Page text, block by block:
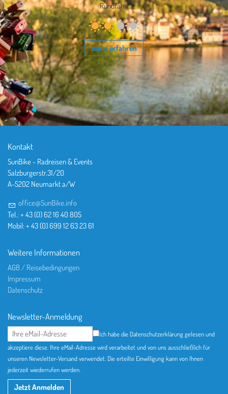
Rundfahrt
mehr erfahren
Kontakt
SunBike - Radreisen & Events
Salzburgerstr.31/20
A-5202 Neumarkt a/W
office@SunBike.info
Tel.: + 43 (0) 62 16 40 805
Mobil: + 43 (0) 699 12 63 23 61
Weitere Informationen
AGB / Reisebedingungen
Impressum
Datenschutz
Newsletter-Anmeldung
Ich habe die Datenschutzerklärung gelesen und
akzeptiere diese. Ihre eMail-Adresse wird verarbeitet und von uns ausschließlich für
unseren Newsletter-Versand verwendet. Die erteilte Einwilligung kann von Ihnen
jederzeit wiederrufen werden.